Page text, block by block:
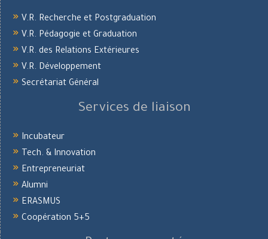
V.R. Recherche et Postgraduation
V.R. Pédagogie et Graduation
V.R. des Relations Extérieures
V.R. Développement
Secrétariat Général
Services de liaison
Incubateur
Tech. & Innovation
Entrepreneuriat
Alumni
ERASMUS
Coopération 5+5